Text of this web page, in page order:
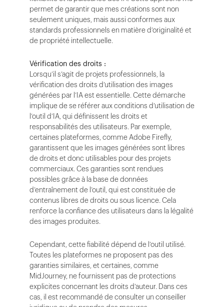
permet de garantir que mes créations sont non
seulement uniques, mais aussi conformes aux
standards professionnels en matière d’originalité et
de propriété intellectuelle.
Vérification des droits :
Lorsqu’il s’agit de projets professionnels, la
vérification des droits d’utilisation des images
générées par l’IA est essentielle. Cette démarche
implique de se référer aux conditions d’utilisation de
l’outil d’IA, qui définissent les droits et
responsabilités des utilisateurs. Par exemple,
certaines plateformes, comme Adobe Firefly,
garantissent que les images générées sont libres
de droits et donc utilisables pour des projets
commerciaux. Ces garanties sont rendues
possibles grâce à la base de données
d’entraînement de l’outil, qui est constituée de
contenus libres de droits ou sous licence. Cela
renforce la confiance des utilisateurs dans la légalité
des images produites.
Cependant, cette fiabilité dépend de l’outil utilisé.
Toutes les plateformes ne proposent pas des
garanties similaires, et certaines, comme
MidJourney, ne fournissent pas de protections
explicites concernant les droits d’auteur. Dans ces
cas, il est recommandé de consulter un conseiller